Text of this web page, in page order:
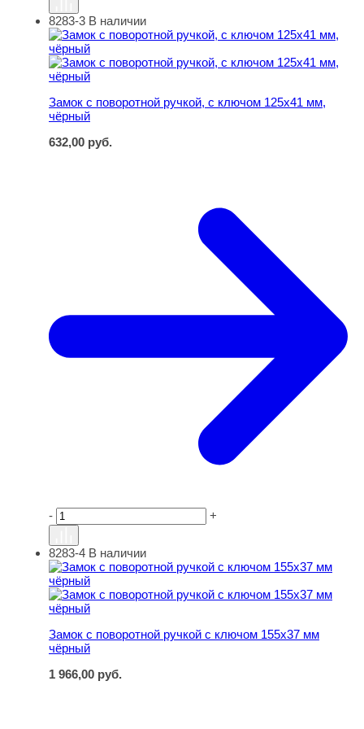
Замок с поворотной ручкой, с ключом 125х41 мм,
8283-3 В наличии
Замок с поворотной ручкой, с ключом 125х41 мм,
чёрный
632,00 руб.
- +
Замок с поворотной ручкой с ключом 155х37 мм чёрный
8283-4 В наличии
Замок с поворотной ручкой с ключом 155х37 мм
чёрный
1 966,00 руб.